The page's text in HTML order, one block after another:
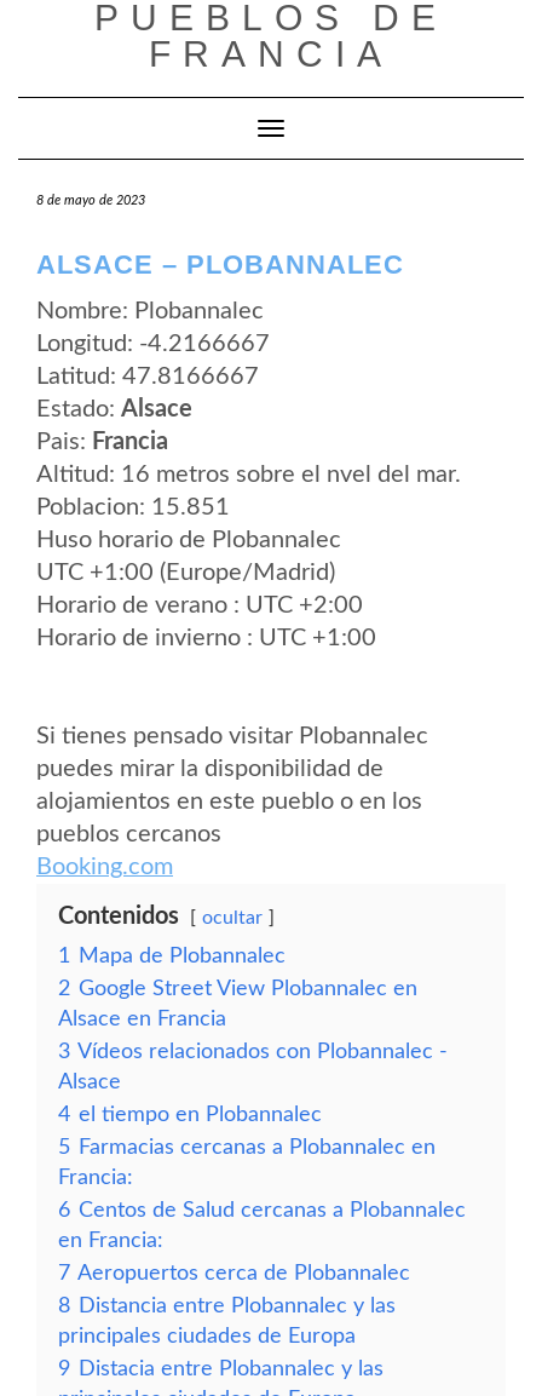
PUEBLOS DE
FRANCIA
Cambiar modo de navegación
8 de mayo de 2023
ALSACE – PLOBANNALEC
Nombre: Plobannalec
Longitud: -4.2166667
Latitud: 47.8166667
Estado: Alsace
Pais: Francia
Altitud: 16 metros sobre el nvel del mar.
Poblacion: 15.851
Huso horario de Plobannalec
UTC +1:00 (Europe/Madrid)
Horario de verano : UTC +2:00
Horario de invierno : UTC +1:00
Si tienes pensado visitar Plobannalec
puedes mirar la disponibilidad de
alojamientos en este pueblo o en los
pueblos cercanos
Booking.com
Contenidos ocultar
1
Mapa de Plobannalec
2 Google Street View Plobannalec en
Alsace en Francia
3 Vídeos relacionados con Plobannalec -
Alsace
4 el tiempo en Plobannalec
5 Farmacias cercanas a Plobannalec en
Francia:
6 Centos de Salud cercanas a Plobannalec
en Francia:
7 Aeropuertos cerca de Plobannalec
8 Distancia entre Plobannalec y las
principales ciudades de Europa
9 Distacia entre Plobannalec y las